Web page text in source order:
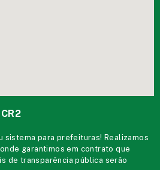
sistema para prefeituras! Realizamos
garantimos em contrato que
de transparência pública serão